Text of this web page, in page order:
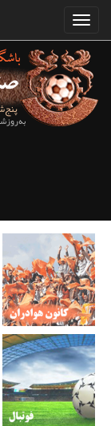
پنج‌شنبه
به‌روزشده در 10